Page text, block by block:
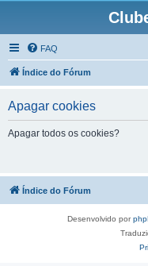
FAQ
Índice do Fórum
Apagar cookies
Apagar todos os cookies?
Índice do Fórum
Desenvolvido por